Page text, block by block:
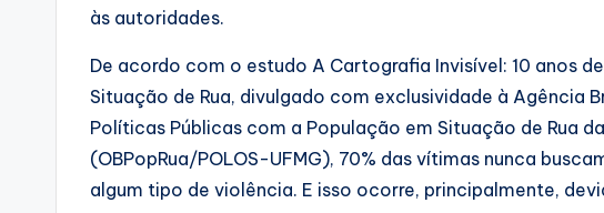
às autoridades.
De acordo com o estudo A Cartografia Invisível: 10 anos
Situação de Rua, divulgado com exclusividade à Agência
Políticas Públicas com a População em Situação de Rua
(OBPopRua/POLOS-UFMG), 70% das vítimas nunca
algum tipo de violência. E isso ocorre, principalmente,